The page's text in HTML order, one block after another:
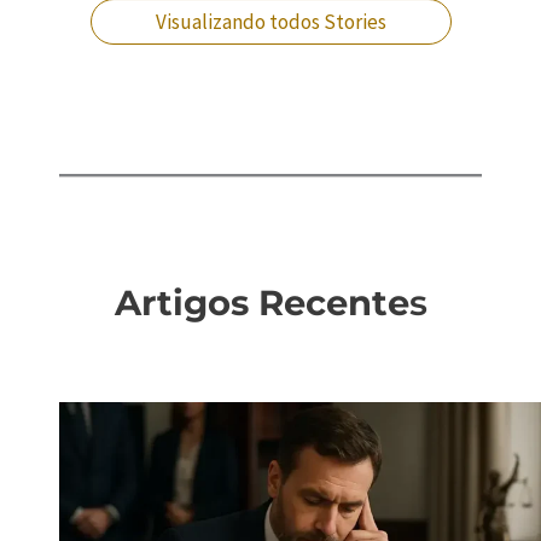
Visualizando todos Stories
Artigos Recentes